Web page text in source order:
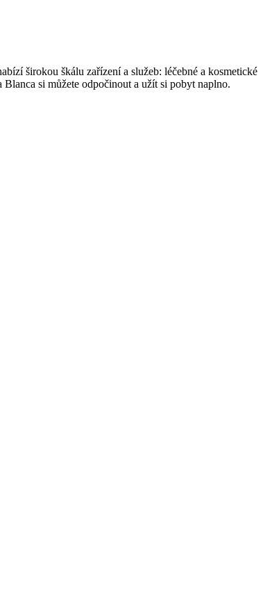
širokou škálu zařízení a služeb: léčebné a kosmetické
si můžete odpočinout a užít si pobyt naplno.